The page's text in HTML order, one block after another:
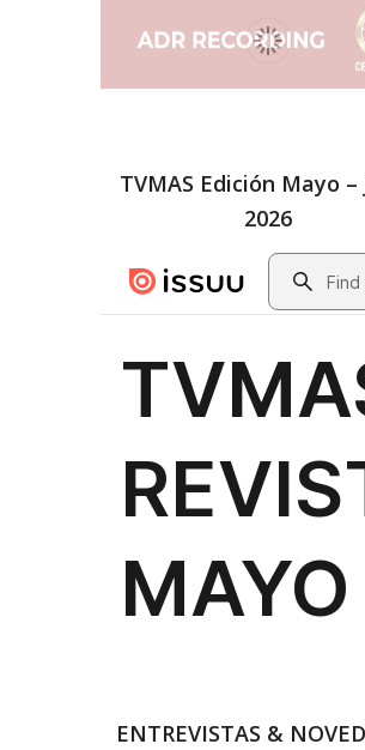
TVMAS Edición Mayo –
2026
ENTREVISTAS &